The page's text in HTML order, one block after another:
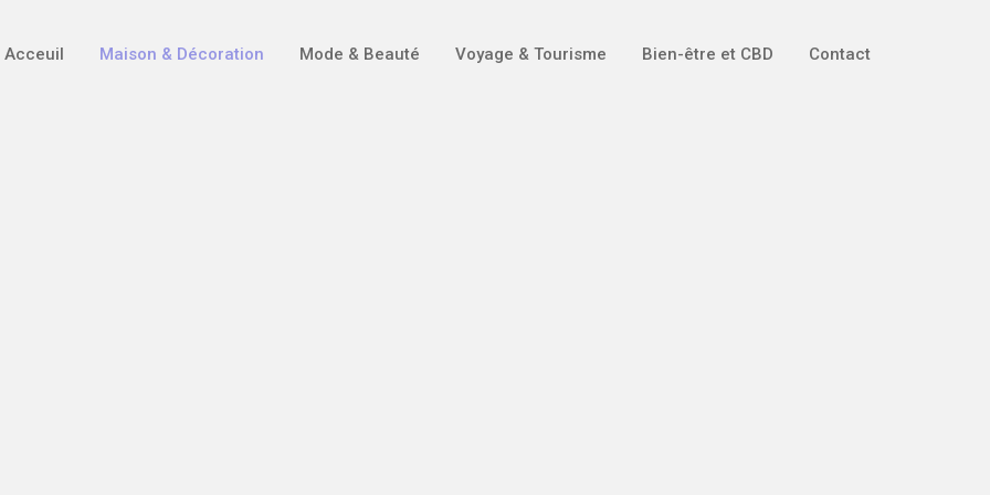
Acceuil Maison & Décoration Mode & Beauté Voyage & Tourisme Bien-être et CBD Contact